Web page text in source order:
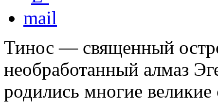
Тинос — священный
необработанный алмаз
родились многие